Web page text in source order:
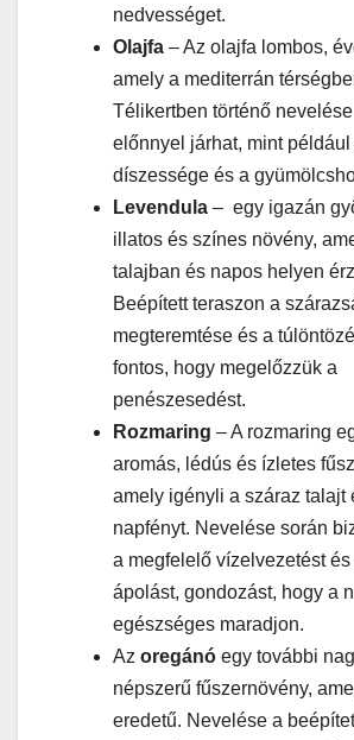
nedvességet.
Olajfa – Az olajfa lombos,
amely a mediterrán
Télikertben történő
előnnyel járhat, mint
díszessége és a
Levendula – egy igazán
illatos és színes növény,
talajban és napos helyen
Beépített teraszon a
megteremtése és a
fontos, hogy megelőzzük a
penészesedést.
Rozmaring – A rozmaring
aromás, lédús és ízletes
amely igényli a száraz talajt
napfényt. Nevelése során
a megfelelő vízelvezetést
ápolást, gondozást, hogy a
egészséges maradjon.
Az oregánó egy további
népszerű fűszernövény,
eredetű. Nevelése a